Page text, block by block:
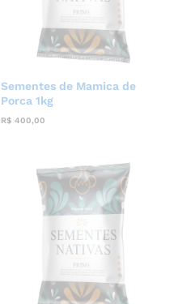
Sementes de Mamica de
Porca 1kg
R$ 400,00